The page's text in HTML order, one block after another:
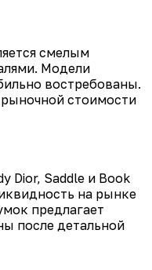
смелым
Модели
востребованы.
стоимости
Dior, Saddle и Book
на рынке
предлагает
после детальной